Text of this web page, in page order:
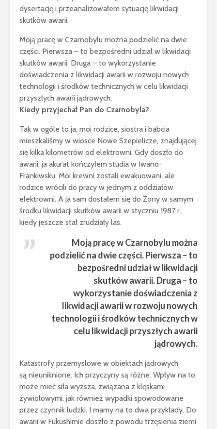
dysertację i przeanalizowałem sytuację likwidacji
skutków awarii.
Moją pracę w Czarnobylu można podzielić na dwie
części. Pierwsza – to bezpośredni udział w likwidacji
skutków awarii. Druga – to wykorzystanie
doświadczenia z likwidacji awarii w rozwoju nowych
technologii i środków technicznych w celu likwidacji
przyszłych awarii jądrowych.
Kiedy przyjechał Pan do Czarnobyla?
Tak w ogóle to ja, moi rodzice, siostra i babcia
mieszkaliśmy w wiosce Nowe Szepielicze, znajdującej
się kilka kilometrów od elektrowni. Gdy doszło do
awarii, ja akurat kończyłem studia w Iwano-
Frankiwsku. Moi krewni zostali ewakuowani, ale
rodzice wrócili do pracy w jednym z oddziałów
elektrowni. A ja sam dostałem się do Zony w samym
środku likwidacji skutków awarii w styczniu 1987 r.,
kiedy jeszcze stał zrudziały las.
Moją pracę w Czarnobylu można
podzielić na dwie części. Pierwsza – to
bezpośredni udział w likwidacji
skutków awarii. Druga – to
wykorzystanie doświadczenia z
likwidacji awarii w rozwoju nowych
technologii i środków technicznych w
celu likwidacji przyszłych awarii
jądrowych.
Katastrofy przemysłowe w obiektach jądrowych
są nieuniknione. Ich przyczyny są różne. Wpływ na to
może mieć siła wyższa, związana z klęskami
żywiołowymi, jak również wypadki spowodowane
przez czynnik ludzki. I mamy na to dwa przykłady. Do
awarii w Fukushimie doszło z powodu trzęsienia ziemi